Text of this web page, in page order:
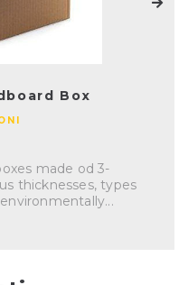
Box
made od 3-
thicknesses, types